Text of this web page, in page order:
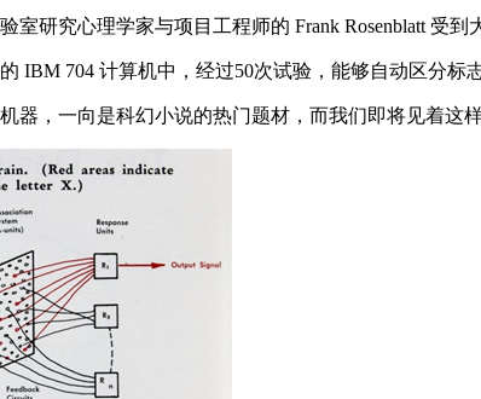
究心理学家与项目工程师的 Frank Rosenblatt 受到
704 计算机中，经过50次试验，能够自动区分标志
，一向是科幻小说的热门题材，而我们即将见着这